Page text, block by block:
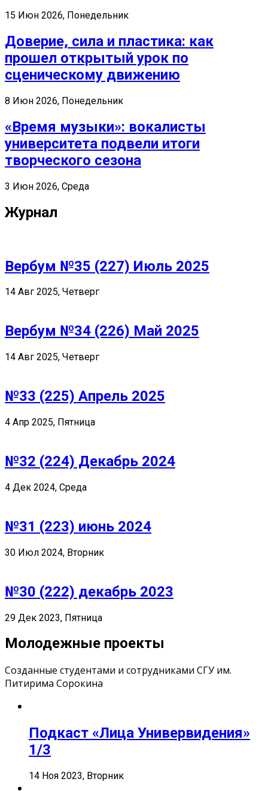
15 Июн 2026, Понедельник
Доверие, сила и пластика: как
прошел открытый урок по
сценическому движению
8 Июн 2026, Понедельник
«Время музыки»: вокалисты
университета подвели итоги
творческого сезона
3 Июн 2026, Среда
Журнал
Вербум №35 (227) Июль 2025
14 Авг 2025, Четверг
Вербум №34 (226) Май 2025
14 Авг 2025, Четверг
№33 (225) Апрель 2025
4 Апр 2025, Пятница
№32 (224) Декабрь 2024
4 Дек 2024, Среда
№31 (223) июнь 2024
30 Июл 2024, Вторник
№30 (222) декабрь 2023
29 Дек 2023, Пятница
Молодежные проекты
Созданные студентами и сотрудниками СГУ им.
Питирима Сорокина
Подкаст «Лица Универвидения»
1/3
14 Ноя 2023, Вторник